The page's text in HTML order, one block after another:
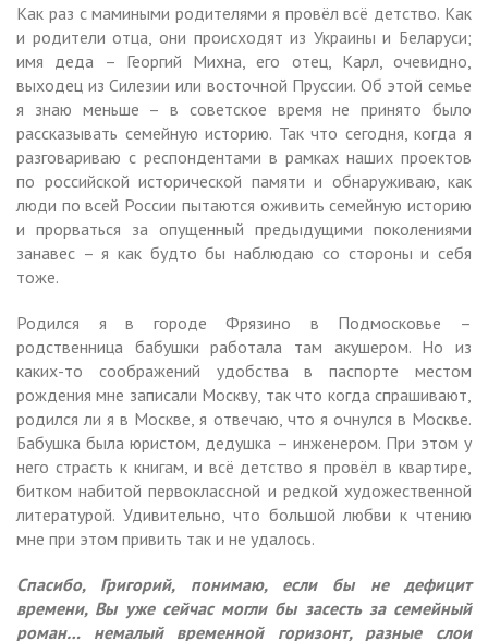
Как раз с мамиными родителями я провёл всё детство. Как
и родители отца, они происходят из Украины и Беларуси;
имя деда – Георгий Михна, его отец, Карл, очевидно,
выходец из Силезии или восточной Пруссии. Об этой семье
я знаю меньше – в советское время не принято было
рассказывать семейную историю. Так что сегодня, когда я
разговариваю с респондентами в рамках наших проектов
по российской исторической памяти и обнаруживаю, как
люди по всей России пытаются оживить семейную историю
и прорваться за опущенный предыдущими поколениями
занавес – я как будто бы наблюдаю со стороны и себя
тоже.
Родился я в городе Фрязино в Подмосковье –
родственница бабушки работала там акушером. Но из
каких-то соображений удобства в паспорте местом
рождения мне записали Москву, так что когда спрашивают,
родился ли я в Москве, я отвечаю, что я очнулся в Москве.
Бабушка была юристом, дедушка – инженером. При этом у
него страсть к книгам, и всё детство я провёл в квартире,
битком набитой первоклассной и редкой художественной
литературой. Удивительно, что большой любви к чтению
мне при этом привить так и не удалось.
Спасибо, Григорий, понимаю, если бы не дефицит
времени, Вы уже сейчас могли бы засесть за семейный
роман… немалый временной горизонт, разные слои